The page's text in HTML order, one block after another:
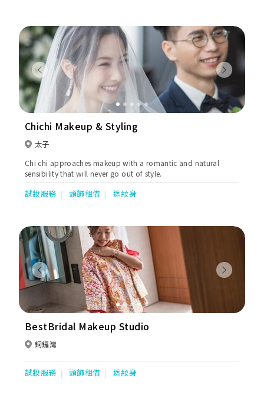
Previous Next
Chichi Makeup & Styling
太子
Chi chi approaches makeup with a romantic and natural
sensibility that will never go out of style.
試妝服務 頭飾租借 遮紋身
Previous Next
BestBridal Makeup Studio
銅鑼灣
試妝服務 頭飾租借 遮紋身